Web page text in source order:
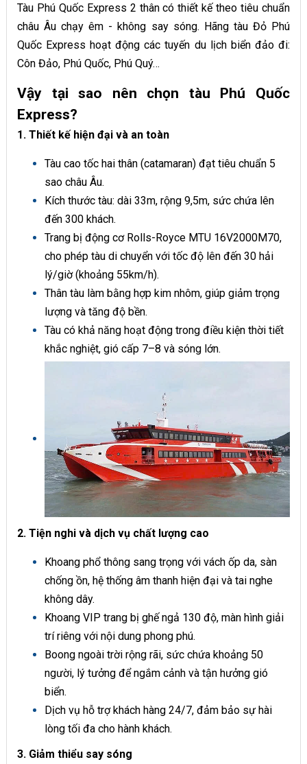
Tàu Phú Quốc Express 2 thân có thiết kế theo tiêu chuẩn
châu Âu chạy êm - không say sóng. Hãng tàu Đỏ Phú
Quốc Express hoạt động các tuyến du lịch biển đảo đi:
Côn Đảo, Phú Quốc, Phú Quý…
Vậy tại sao nên chọn tàu Phú Quốc
Express?
1. Thiết kế hiện đại và an toàn
Tàu cao tốc hai thân (catamaran) đạt tiêu chuẩn 5
sao châu Âu.
Kích thước tàu: dài 33m, rộng 9,5m, sức chứa lên
đến 300 khách.
Trang bị động cơ Rolls-Royce MTU 16V2000M70,
cho phép tàu di chuyển với tốc độ lên đến 30 hải
lý/giờ (khoảng 55km/h).
Thân tàu làm bằng hợp kim nhôm, giúp giảm trọng
lượng và tăng độ bền.
Tàu có khả năng hoạt động trong điều kiện thời tiết
khắc nghiệt, gió cấp 7–8 và sóng lớn.
2. Tiện nghi và dịch vụ chất lượng cao
Khoang phổ thông sang trọng với vách ốp da, sàn
chống ồn, hệ thống âm thanh hiện đại và tai nghe
không dây.
Khoang VIP trang bị ghế ngả 130 độ, màn hình giải
trí riêng với nội dung phong phú.
Boong ngoài trời rộng rãi, sức chứa khoảng 50
người, lý tưởng để ngắm cảnh và tận hưởng gió
biển.
Dịch vụ hỗ trợ khách hàng 24/7, đảm bảo sự hài
lòng tối đa cho hành khách.
3. Giảm thiểu say sóng